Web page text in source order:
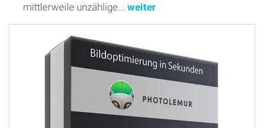
mittlerweile unzählige... weiter